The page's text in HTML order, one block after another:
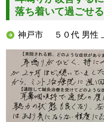
落ち着いて過ごせ
神戸市 ５０代 男性